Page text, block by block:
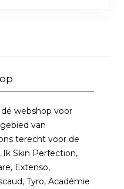
webshop voor
van
terecht voor de
Skin Perfection,
Extenso,
Tyro, Académie